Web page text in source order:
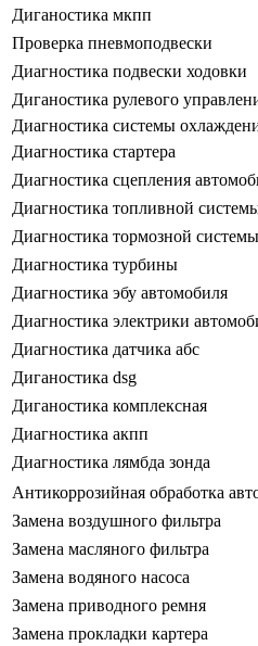
Диганостика мкпп
Проверка пневмоподвески
Диагностика подвески ходовки
Диганостика рулевого
Диагностика системы
Диагностика стартера
Диагностика сцепления
Диагностика топливной
Диагностика тормозной системы
Диагностика турбины
Диагностика эбу автомобиля
Диагностика электрики
Диагностика датчика абс
Диганостика dsg
Диганостика комплексная
Диагностика акпп
Диагностика лямбда зонда
Антикоррозийная обработка
Замена воздушного фильтра
Замена масляного фильтра
Замена водяного насоса
Замена приводного ремня
Замена прокладки картера